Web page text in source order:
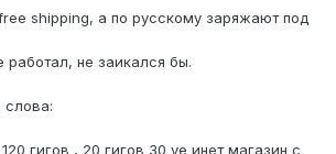
shipping, а по русскому заряжают под
не заикался бы.
слова:
гигов , 20 гигов 30 уе инет магазин с